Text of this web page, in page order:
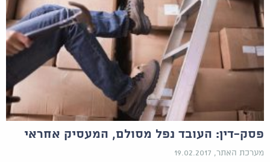
פסק-דין: העובד נפל מסולם, המעסיק אחראי
מערכת האתר, 19.02.2017